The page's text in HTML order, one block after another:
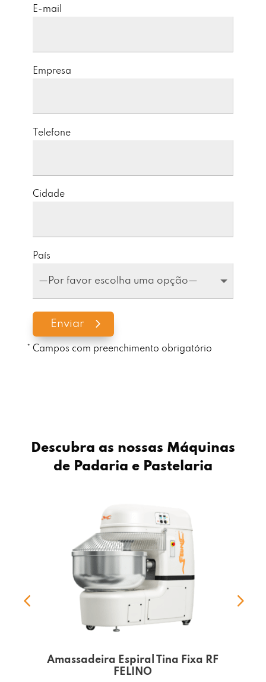
E-mail
Empresa
Telefone
Cidade
País
Enviar
* Campos com preenchimento obrigatório
Descubra as nossas Máquinas
de Padaria e Pastelaria
Amassadeira Espiral Tina Fixa RF
FELINO